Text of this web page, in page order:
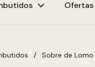
/ Sobre de